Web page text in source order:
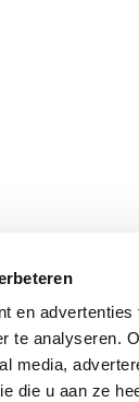
en
te analyseren.
media,
die u aan ze